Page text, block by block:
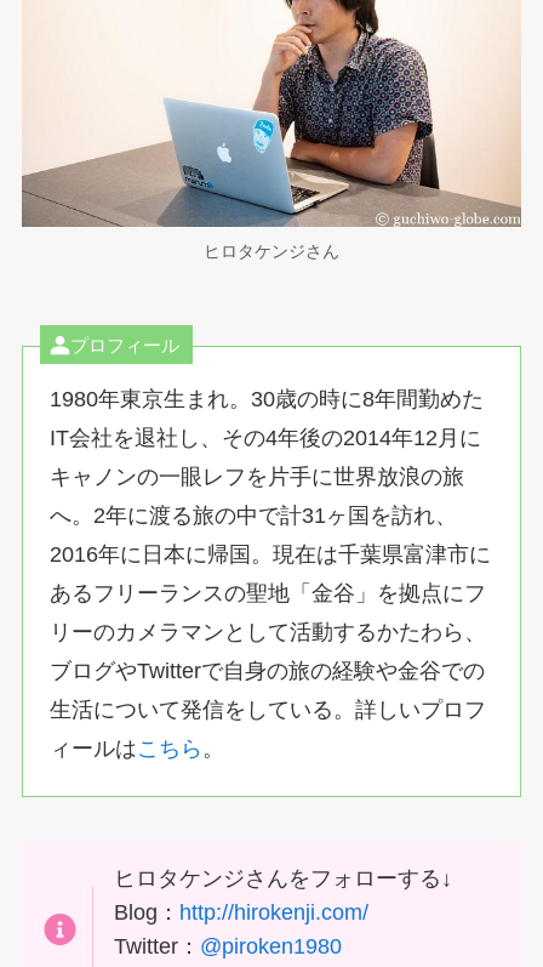
ヒロタケンジさん
プロフィール
1980年東京生まれ。30歳の時に8年間勤めた
IT会社を退社し、その4年後の2014年12月に
キャノンの一眼レフを片手に世界放浪の旅
へ。2年に渡る旅の中で計31ヶ国を訪れ、
2016年に日本に帰国。現在は千葉県富津市に
あるフリーランスの聖地「金谷」を拠点にフ
リーのカメラマンとして活動するかたわら、
ブログやTwitterで自身の旅の経験や金谷での
生活について発信をしている。詳しいプロフ
ィールはこちら 。
ヒロタケンジさんをフォローする↓
Blog： http://hirokenji.com/
Twitter： @piroken1980